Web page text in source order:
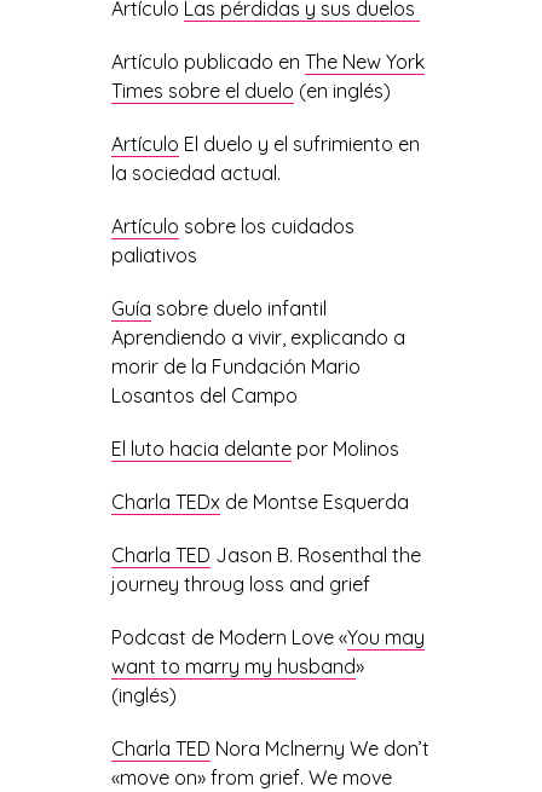
Artículo Las pérdidas y sus duelos
Artículo publicado en The New York
Times sobre el duelo (en inglés)
Artículo El duelo y el sufrimiento en
la sociedad actual.
Artículo sobre los cuidados
paliativos
Guía sobre duelo infantil
Aprendiendo a vivir, explicando a
morir de la Fundación Mario
Losantos del Campo
El luto hacia delantepor Molinos
Charla TEDx de Montse Esquerda
Charla TED Jason B. Rosenthal the
journey throug loss and grief
Podcast de Modern Love «You may
want to marry my husband»
(inglés)
Charla TED Nora Mclnerny We don’t
«move on» from grief. We move